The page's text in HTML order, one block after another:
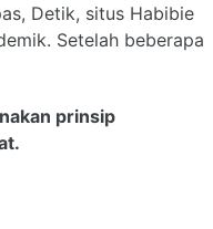
Detik, situs Habibie
Setelah beberapa
prinsip